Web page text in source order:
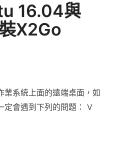
16.04與
X2Go
系統上面的遠端桌面，如
定會遇到下列的問題： V